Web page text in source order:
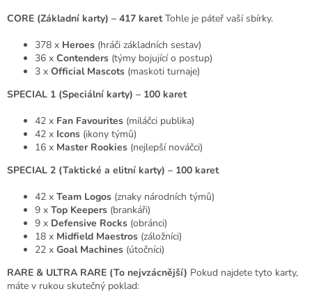
CORE (Základní karty) – 417 karet Tohle je páteř vaší sbírky.
378 x Heroes (hráči základních sestav)
36 x Contenders (týmy bojující o postup)
3 x Official Mascots (maskoti turnaje)
SPECIAL 1 (Speciální karty) – 100 karet
42 x Fan Favourites (miláčci publika)
42 x Icons (ikony týmů)
16 x Master Rookies (nejlepší nováčci)
SPECIAL 2 (Taktické a elitní karty) – 100 karet
42 x Team Logos (znaky národních týmů)
9 x Top Keepers (brankáři)
9 x Defensive Rocks (obránci)
18 x Midfield Maestros (záložníci)
22 x Goal Machines (útočníci)
RARE & ULTRA RARE (To nejvzácnější) Pokud najdete tyto karty,
máte v rukou skutečný poklad: